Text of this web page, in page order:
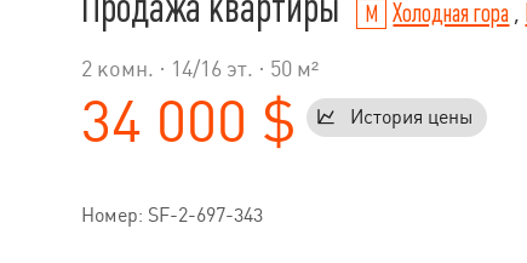
Холодная гора ,
2 комн. · 14/16 эт. · 50 м²
34 000 $ История цены
Номер: SF-2-697-343